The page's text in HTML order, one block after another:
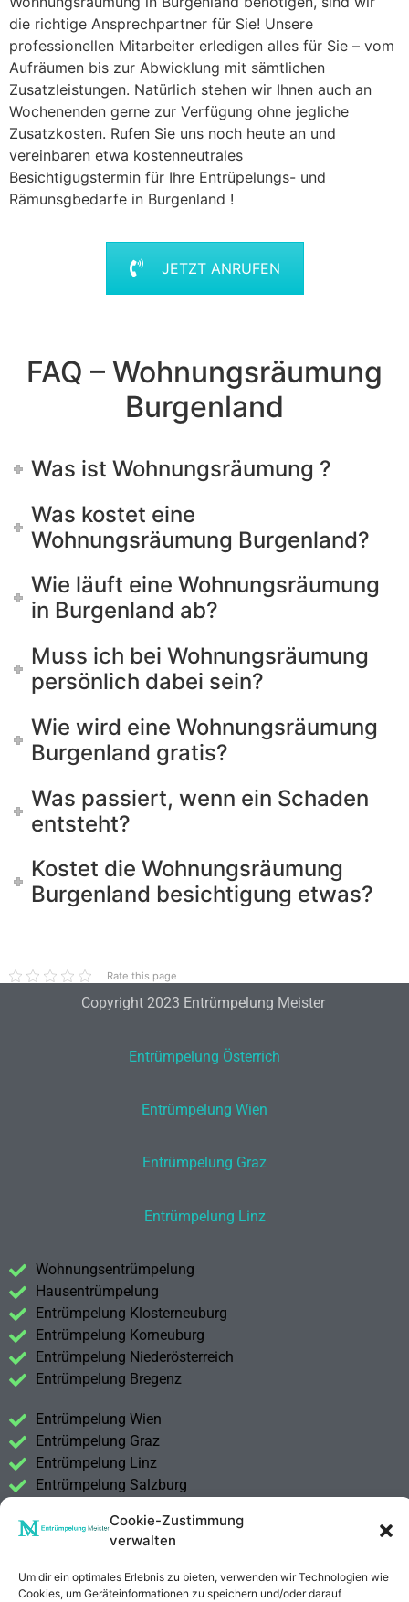
Cookie-Zustimmung
verwalten
Um dir ein optimales Erlebnis zu bieten, verwenden wir Technologien wie
Cookies, um Geräteinformationen zu speichern und/oder darauf
die richtige Ansprechpartner für Sie! Unsere
professionellen Mitarbeiter erledigen alles für Sie – vom
Aufräumen bis zur Abwicklung mit sämtlichen
Zusatzleistungen. Natürlich stehen wir Ihnen auch an
Wochenenden gerne zur Verfügung ohne jegliche
Zusatzkosten. Rufen Sie uns noch heute an und
vereinbaren etwa kostenneutrales
Besichtigugstermin für Ihre Entrüpelungs- und
Rämunsgbedarfe in Burgenland !
JETZT ANRUFEN
FAQ – Wohnungsräumung
Burgenland
Was ist Wohnungsräumung ?
Was kostet eine
Wohnungsräumung Burgenland?
Wie läuft eine Wohnungsräumung
in Burgenland ab?
Muss ich bei Wohnungsräumung
persönlich dabei sein?
Wie wird eine Wohnungsräumung
Burgenland gratis?
Was passiert, wenn ein Schaden
entsteht?
Kostet die Wohnungsräumung
Burgenland besichtigung etwas?
Rate this page
Copyright 2023 Entrümpelung Meister
Entrümpelung Österrich
Entrümpelung Wien
Entrümpelung Graz
Entrümpelung Linz
Wohnungsentrümpelung
Hausentrümpelung
Entrümpelung Klosterneuburg
Entrümpelung Korneuburg
Entrümpelung Niederösterreich
Entrümpelung Bregenz
Entrümpelung Wien
Entrümpelung Graz
Entrümpelung Linz
Entrümpelung Salzburg
Entrümpelung Steiermark
Kontakt
Impressum